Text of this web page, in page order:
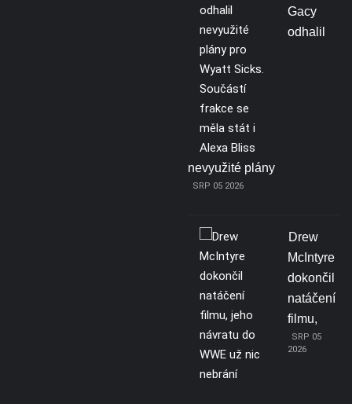
Gacy
odhalil
nevyužité plány
SRP 05 2026
Drew
McIntyre
dokončil
natáčení
filmu,
SRP 05
2026